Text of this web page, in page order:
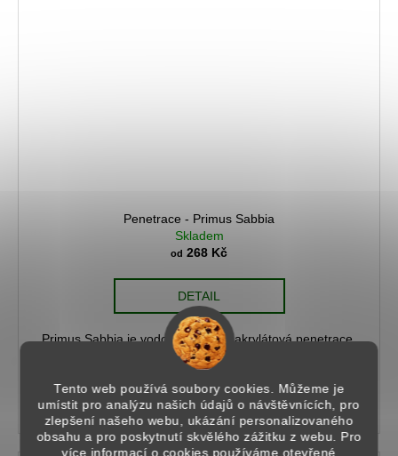
Tento web používá soubory cookies. Můžeme je
umístit pro analýzu našich údajů o návštěvnících, pro
zlepšení našeho webu, ukázání personalizovaného
obsahu a pro poskytnutí skvělého zážitku z webu. Pro
více informací o cookies používáme otevřené
Penetrace - Primus Sabbia
Skladem
od 268 Kč
DETAIL
Primus Sabbia je vodou ředitelná, akrylátová penetrace.
Obsahuje jemný křemičitý písek, který vytváří ideální
adhézní můstek pro všechny dekorativní nátěry.Cena
penetrace 27...